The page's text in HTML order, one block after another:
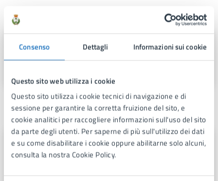
Consenso Dettagli Informazioni sui cookie
Questo sito web utilizza i cookie
Questo sito utilizza i cookie tecnici di navigazione e di
sessione per garantire la corretta fruizione del sito, e
cookie analitici per raccogliere informazioni sull'uso del sito
da parte degli utenti. Per saperne di più sull'utilizzo dei dati
e su come disabilitare i cookie oppure abilitarne solo alcuni,
consulta la nostra Cookie Policy.
Sede principale
Sede Comunale
Via Fra Benedetto Margarito, 1, 74024
Contatti
Bilancio